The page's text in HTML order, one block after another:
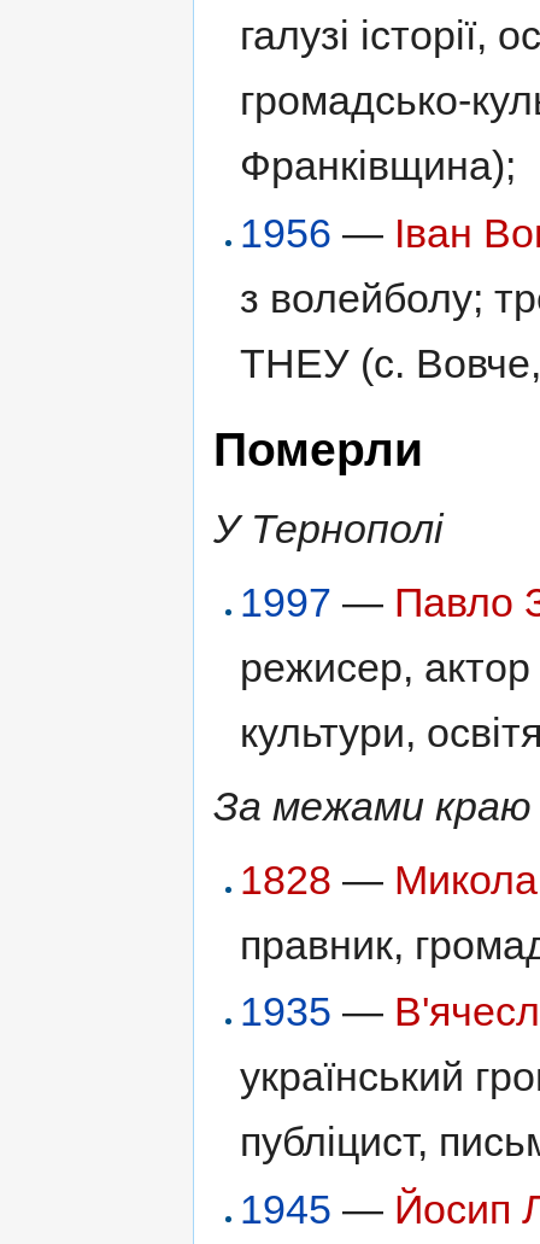
галузі історії,
громадсько-
Франківщина);
1956 — Іван
з волейболу;
ТНЕУ (с.
Померли
У Тернополі
1997 — Павло
режисер, актор
культури,
За межами краю
1828 —
правник,
1935 —
український
публіцист,
1945 — Йосип